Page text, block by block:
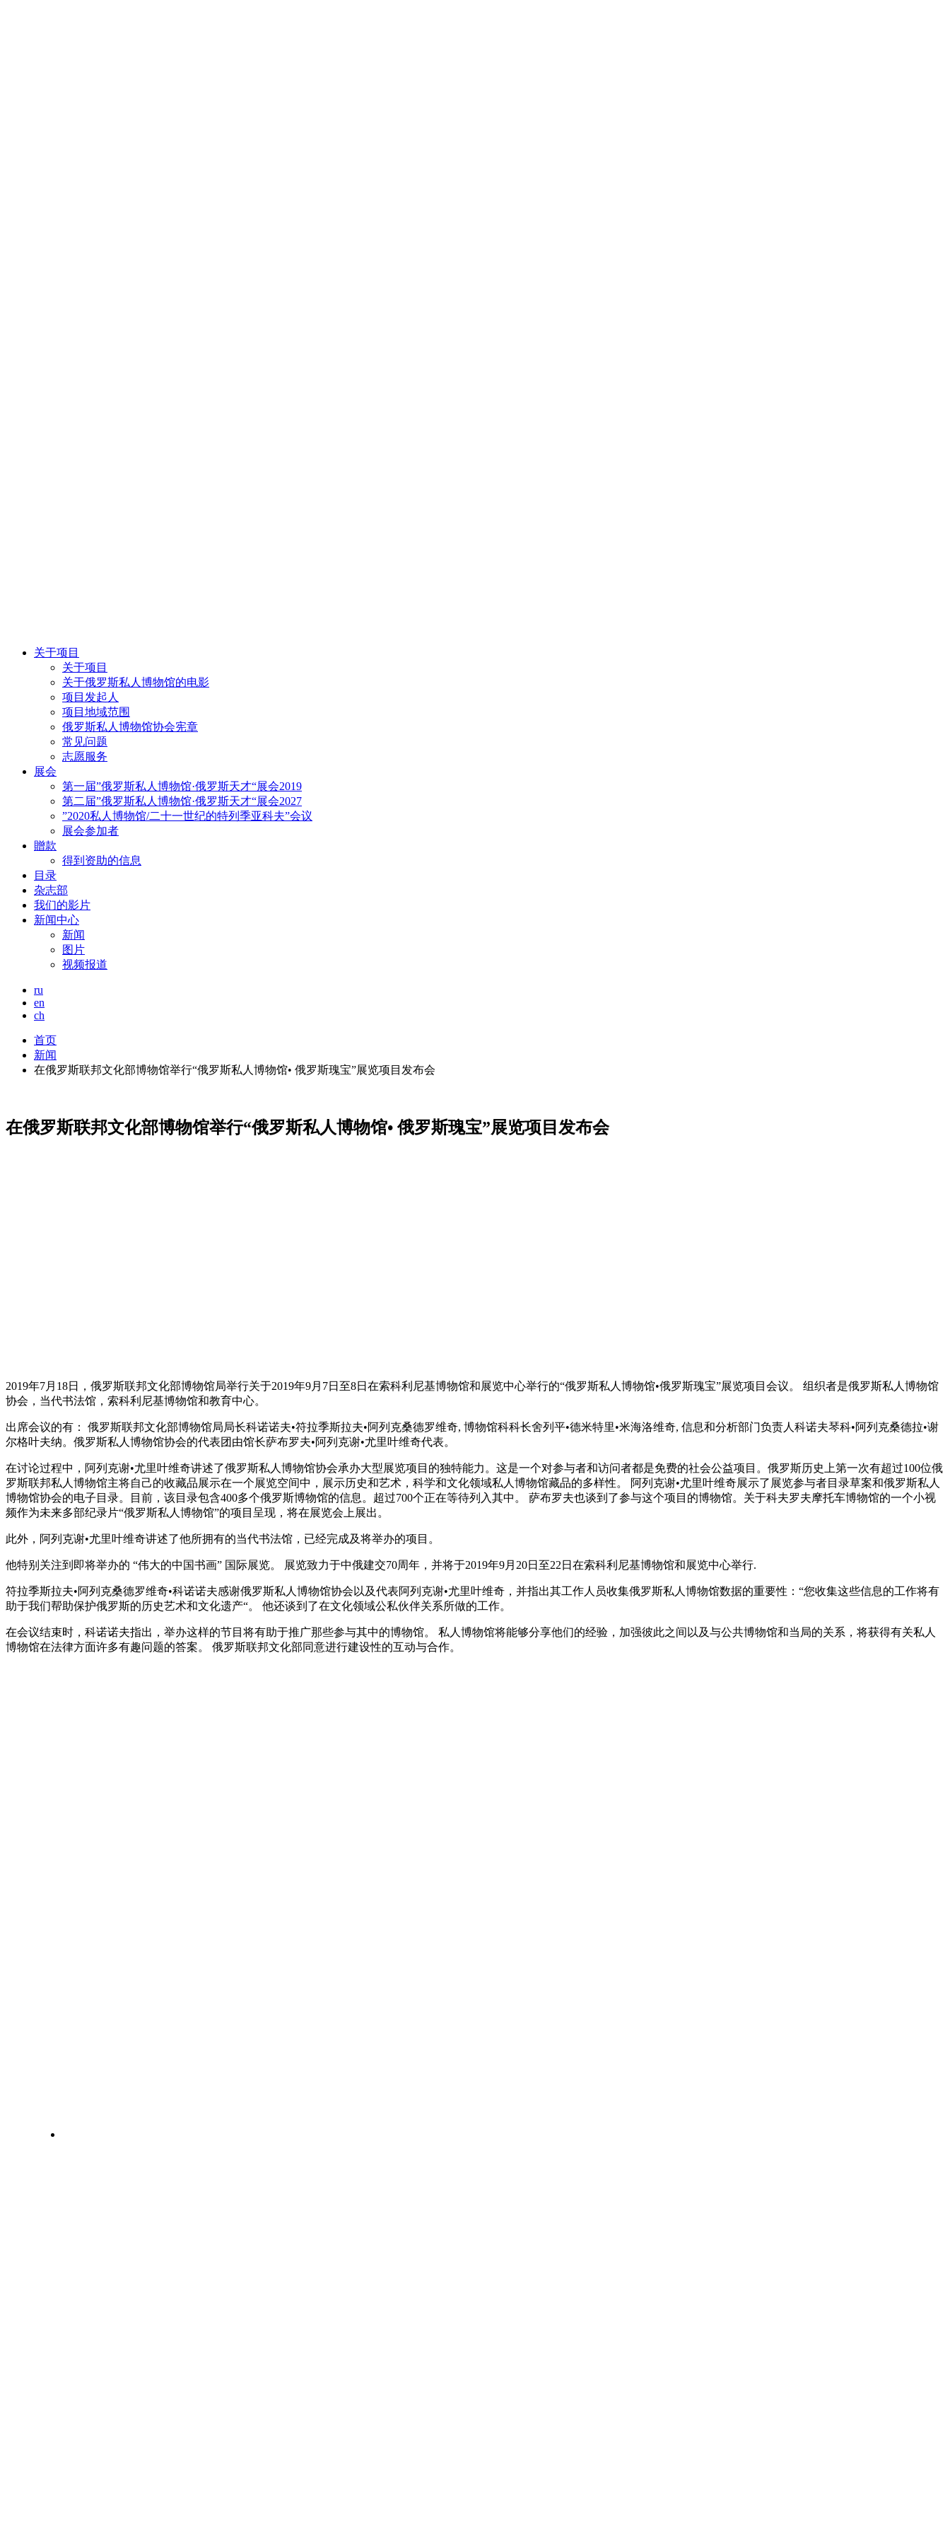
关于项目
关于项目
关于俄罗斯私人博物馆的电影
项目发起人
项目地域范围
俄罗斯私人博物馆协会宪章
常见问题
志愿服务
展会
第一届”俄罗斯私人博物馆·俄罗斯天才“展会2019
第二届”俄罗斯私人博物馆·俄罗斯天才“展会2027
”2020私人博物馆/二十一世纪的特列季亚科夫”会议
展会参加者
贈款
得到资助的信息
目录
杂志部
我们的影片
新闻中心
新闻
图片
视频报道
ru
en
ch
首页
新闻
在俄罗斯联邦文化部博物馆举行“俄罗斯私人博物馆• 俄罗斯瑰宝”展览项目发布会
在俄罗斯联邦文化部博物馆举行“俄罗斯私人博物馆• 俄罗斯瑰宝”展览项目发布会
2019年7月18日，俄罗斯联邦文化部博物馆局举行关于2019年9月7日至8日在索科利尼基博物馆和展览中心举行的“俄罗斯私人博物馆•俄罗斯瑰宝”展览项目会议。 组织者是俄罗斯私人博物馆
协会，当代书法馆，索科利尼基博物馆和教育中心。
出席会议的有： 俄罗斯联邦文化部博物馆局局长科诺诺夫•符拉季斯拉夫•阿列克桑德罗维奇, 博物馆科科长舍列平•德米特里•米海洛维奇, 信息和分析部门负责人科诺夫琴科•阿列克桑德拉•谢
尔格叶夫纳。俄罗斯私人博物馆协会的代表团由馆长萨布罗夫•阿列克谢•尤里叶维奇代表。
在讨论过程中，阿列克谢•尤里叶维奇讲述了俄罗斯私人博物馆协会承办大型展览项目的独特能力。这是一个对参与者和访问者都是免费的社会公益项目。俄罗斯历史上第一次有超过100位俄
罗斯联邦私人博物馆主将自己的收藏品展示在一个展览空间中，展示历史和艺术，科学和文化领域私人博物馆藏品的多样性。 阿列克谢•尤里叶维奇展示了展览参与者目录草案和俄罗斯私人
博物馆协会的电子目录。目前，该目录包含400多个俄罗斯博物馆的信息。超过700个正在等待列入其中。 萨布罗夫也谈到了参与这个项目的博物馆。关于科夫罗夫摩托车博物馆的一个小视
频作为未来多部纪录片“俄罗斯私人博物馆”的项目呈现，将在展览会上展出。
此外，阿列克谢•尤里叶维奇讲述了他所拥有的当代书法馆，已经完成及将举办的项目。
他特别关注到即将举办的 “伟大的中国书画” 国际展览。 展览致力于中俄建交70周年，并将于2019年9月20日至22日在索科利尼基博物馆和展览中心举行.
符拉季斯拉夫•阿列克桑德罗维奇•科诺诺夫感谢俄罗斯私人博物馆协会以及代表阿列克谢•尤里叶维奇，并指出其工作人员收集俄罗斯私人博物馆数据的重要性：“您收集这些信息的工作将有
助于我们帮助保护俄罗斯的历史艺术和文化遗产“。 他还谈到了在文化领域公私伙伴关系所做的工作。
在会议结束时，科诺诺夫指出，举办这样的节目将有助于推广那些参与其中的博物馆。 私人博物馆将能够分享他们的经验，加强彼此之间以及与公共博物馆和当局的关系，将获得有关私人
博物馆在法律方面许多有趣问题的答案。 俄罗斯联邦文化部同意进行建设性的互动与合作。